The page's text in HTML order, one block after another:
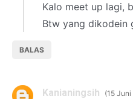
Kalo meet up lagi,
Btw yang dikodein
BALAS
Kanianingsih 15 Juni